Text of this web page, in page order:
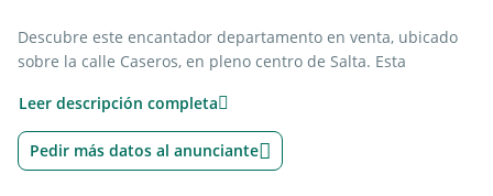
Descubre este encantador departamento en venta, ubicado
sobre la calle Caseros, en pleno centro de Salta. Esta
a la zona céntrica de la ciudad y rodeada de comercios y
almacenes, lo que garantiza un acceso cómodo y rápido a
todos los servicios necesarios. Su entorno tranquilo lo
Leer descripción completa
Pedir más datos al anunciante